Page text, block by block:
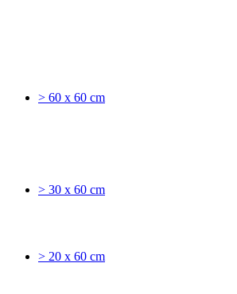
> 60 x 60 cm
> 30 x 60 cm
> 20 x 60 cm